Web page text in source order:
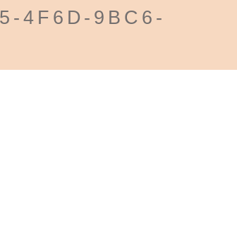
4F6D-9BC6-